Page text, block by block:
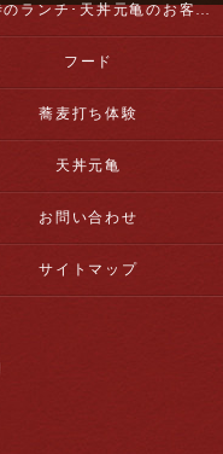
一乗寺のランチ･天丼元亀のお客様の声
フード
蕎麦打ち体験
天丼元亀
お問い合わせ
サイトマップ